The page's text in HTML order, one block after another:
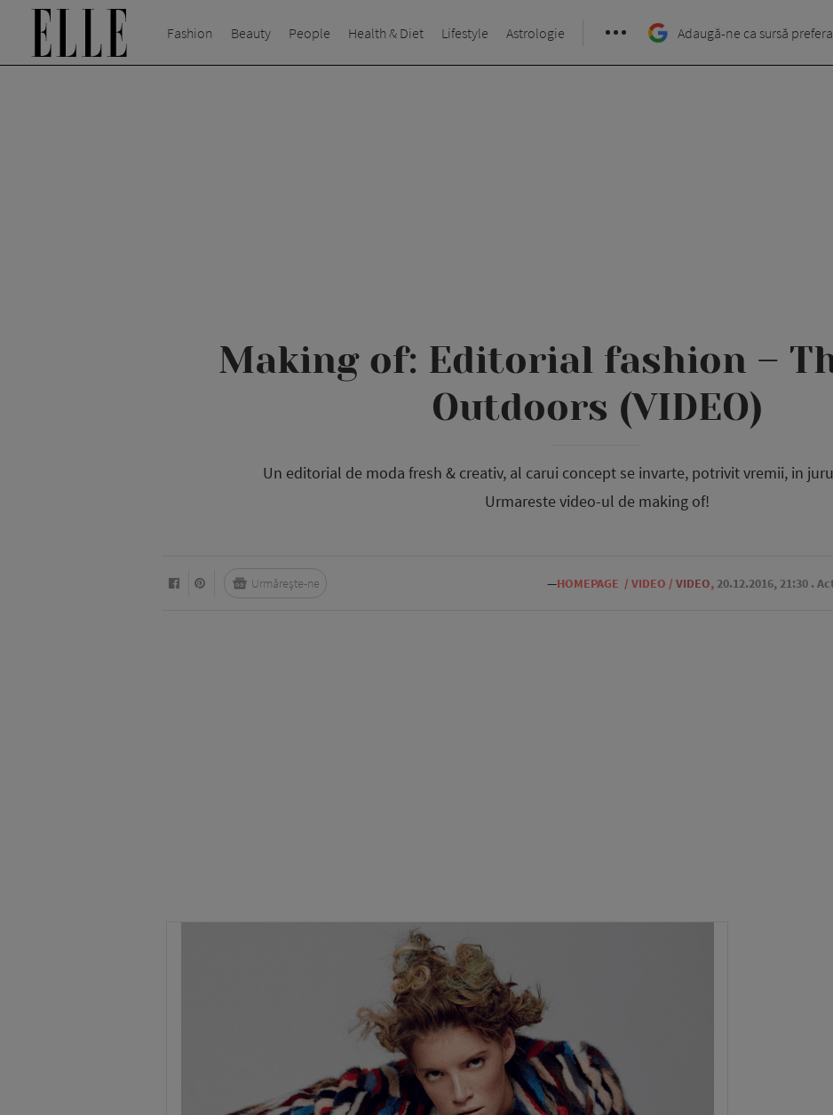
Fashion Beauty People Health & Diet Lifestyle Astrologie Adaugă-ne ca sursă
Making of: Editorial fashion –
Outdoors (VIDEO)
Un editorial de moda fresh & creativ, al carui concept se invarte, potrivit vremii, in
Urmareste video-ul de making of!
—HOMEPAGE / VIDEO / VIDEO, 20.12.2016, 21:30 .
Urmărește-ne